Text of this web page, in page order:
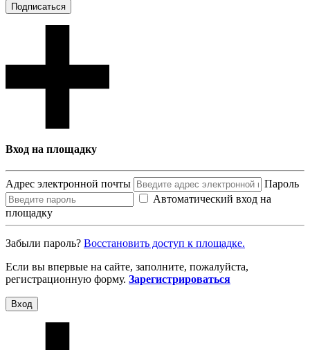
Подписаться
Вход на площадку
Адрес электронной почты
Пароль
Автоматический вход на
площадку
Забыли пароль? Восcтановить доступ к площадке.
Если вы впервые на сайте, заполните, пожалуйста,
регистрационную форму. Зарегистрироваться
Вход